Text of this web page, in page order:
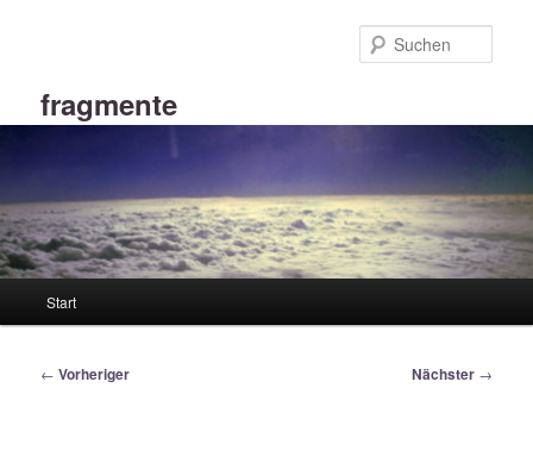
fragmente
Start
Beitragsnavigation
← Vorheriger Nächster →